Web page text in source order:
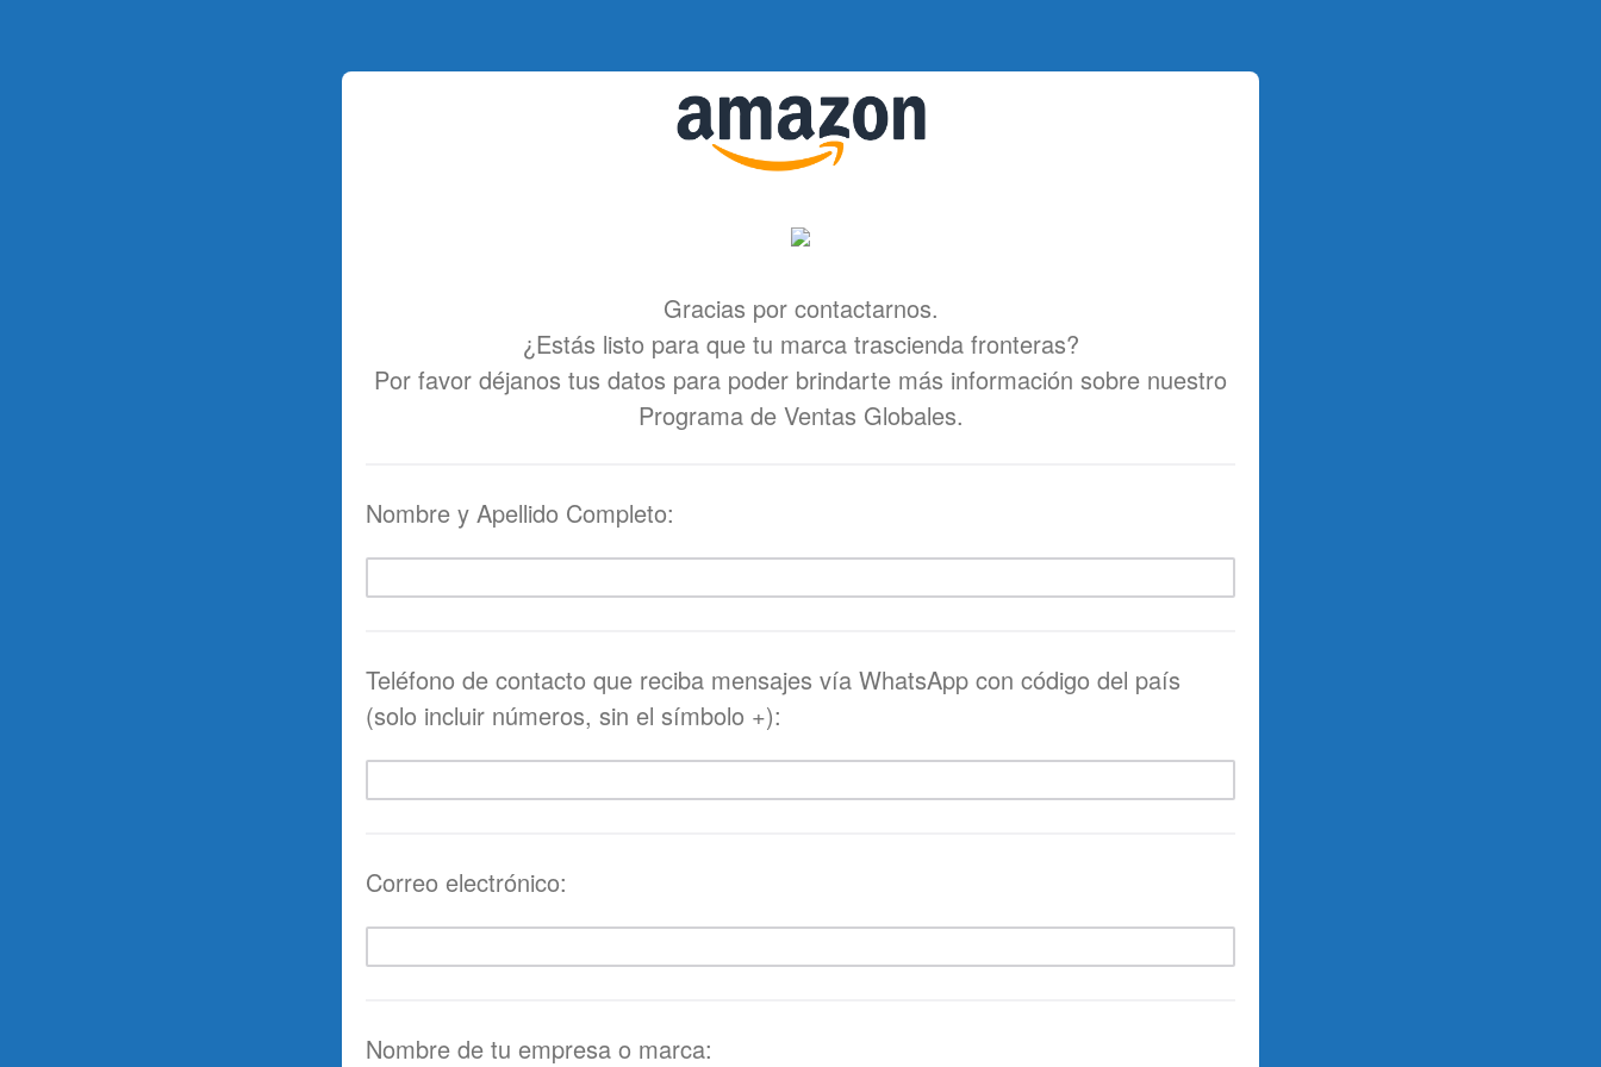
Gracias por contactarnos.
¿Estás listo para que tu marca trascienda fronteras?
Por favor déjanos tus datos para poder brindarte más información sobre nuestro
Programa de Ventas Globales.
Nombre y Apellido Completo:
Teléfono de contacto que reciba mensajes vía WhatsApp con código del país
(solo incluir números, sin el símbolo +):
Correo electrónico:
Nombre de tu empresa o marca: